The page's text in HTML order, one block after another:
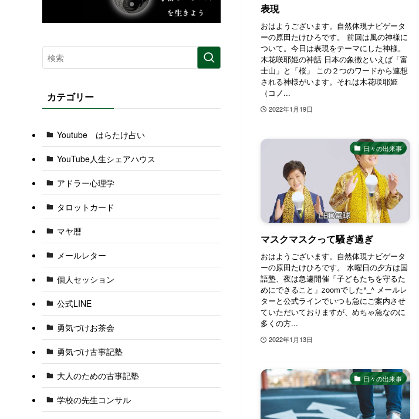
表現
おはようございます。自然体現ナビゲータ
ーの原田たけひろです。 前回は風の神様に
ついて。今日は表現をテーマにした神様。
木花咲耶姫の神話 日本の象徴といえば「富
士山」と「桜」 この２つのワードから連想
される神様がいます。それは木花咲耶姫
（コノ...
2022年1月19日
日々の出来事
マスクマスクって騒ぎ過ぎ
おはようございます。自然体現ナビゲータ
ーの原田たけひろです。 水曜日の夕方は国
語塾、夜は急遽開催「子どもたちを守るた
めにできること」zoomでした^_^ メールレ
ターと公式ラインでいつも急にご案内させ
ていただいておりますが、めちゃ急なのに
多くの方...
2022年1月13日
日々の出来事
カテゴリー
Youtube はらたけ占い
YouTube人生シェアハウス
アドラー心理学
タロットカード
マヤ暦
メールレター
個人セッション
公式LINE
勇気づけお茶会
勇気づけ古事記塾
大人のための古事記塾
学校の先生コンサル